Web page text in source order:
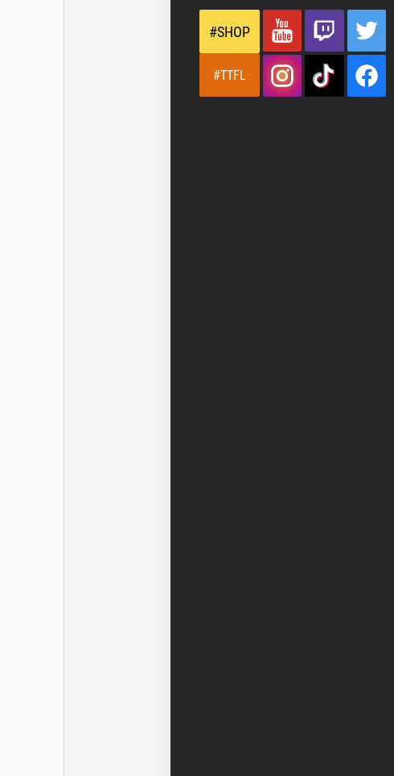
#SHOP
#TTFL